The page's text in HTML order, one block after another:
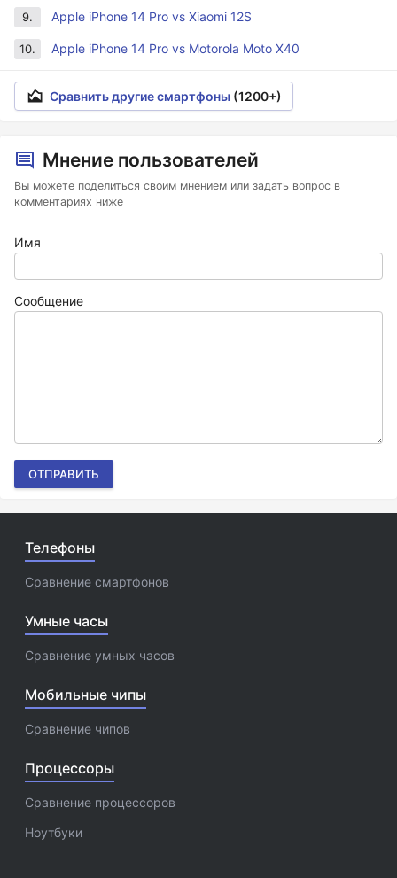
9. Apple iPhone 14 Pro vs Xiaomi 12S
10. Apple iPhone 14 Pro vs Motorola Moto X40
Сравнить другие смартфоны (1200+)
Мнение пользователей
Вы можете поделиться своим мнением или задать вопрос в
комментариях ниже
Имя
Сообщение
ОТПРАВИТЬ
Телефоны
Сравнение смартфонов
Умные часы
Сравнение умных часов
Мобильные чипы
Сравнение чипов
Процессоры
Сравнение процессоров
Ноутбуки